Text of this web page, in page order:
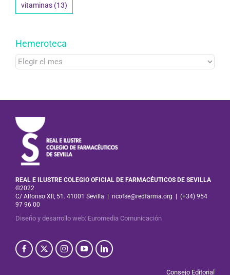
vitaminas (13)
Hemeroteca
Hemeroteca
REAL E ILUSTRE COLEGIO OFICIAL DE FARMACÉUTICOS DE SEVILLA
©2022
C/ Alfonso XII, 51. 41001 Sevilla | ricofse@redfarma.org | (+34) 954
97 96 00
Diseño y desarrollo web: Euromedia Comunicación
Consejo Editorial